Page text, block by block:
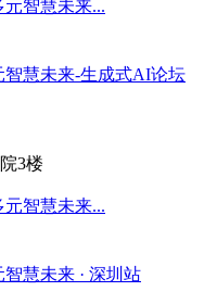
慧未来-生成式AI论坛
3楼
慧未来 · 深圳站